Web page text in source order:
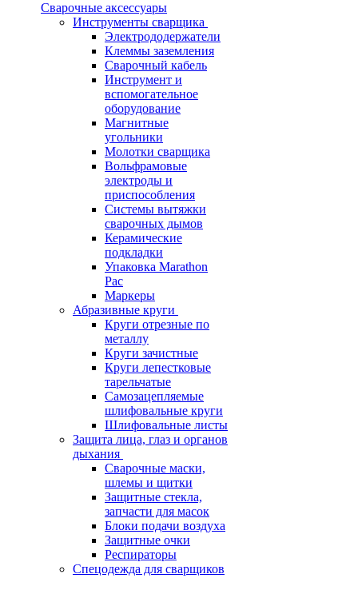
Сварочные аксессуары
Инструменты сварщика
Электрододержатели
Клеммы заземления
Сварочный кабель
Инструмент и
вспомогательное
оборудование
Магнитные
угольники
Молотки сварщика
Вольфрамовые
электроды и
приспособления
Системы вытяжки
сварочных дымов
Керамические
подкладки
Упаковка Marathon
Pac
Маркеры
Абразивные круги
Круги отрезные по
металлу
Круги зачистные
Круги лепестковые
тарельчатые
Самозацепляемые
шлифовальные круги
Шлифовальные листы
Защита лица, глаз и органов
дыхания
Сварочные маски,
шлемы и щитки
Защитные стекла,
запчасти для масок
Блоки подачи воздуха
Защитные очки
Респираторы
Спецодежда для сварщиков